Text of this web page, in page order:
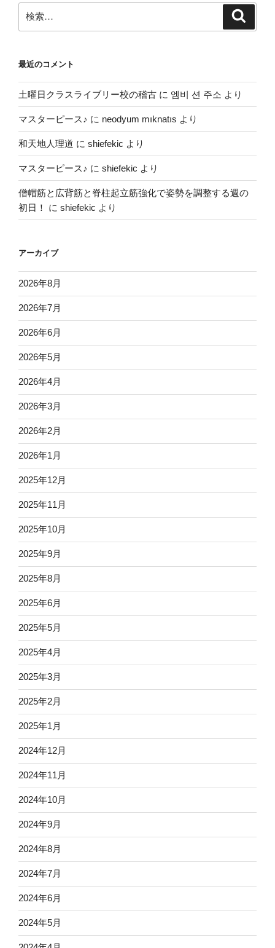
ン
索:
最近のコメント
土曜日クラスライブリー校の稽古 に 엠비 션 주소 より
マスターピース♪ に neodyum mıknatıs より
和天地人理道 に shiefekic より
マスターピース♪ に shiefekic より
僧帽筋と広背筋と脊柱起立筋強化で姿勢を調整する週の
初日！
に shiefekic より
アーカイブ
2026年8月
2026年7月
2026年6月
2026年5月
2026年4月
2026年3月
2026年2月
2026年1月
2025年12月
2025年11月
2025年10月
2025年9月
2025年8月
2025年6月
2025年5月
2025年4月
2025年3月
2025年2月
2025年1月
2024年12月
2024年11月
2024年10月
2024年9月
2024年8月
2024年7月
2024年6月
2024年5月